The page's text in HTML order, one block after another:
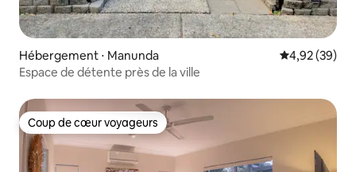
Hébergement ⋅ Manunda Évaluation
4,92 (39)
Espace de détente près de la ville
Coup de cœur voyageurs
Coup de cœur voyageurs